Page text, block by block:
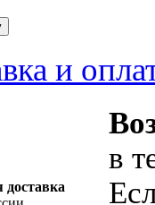
и
доставка
в